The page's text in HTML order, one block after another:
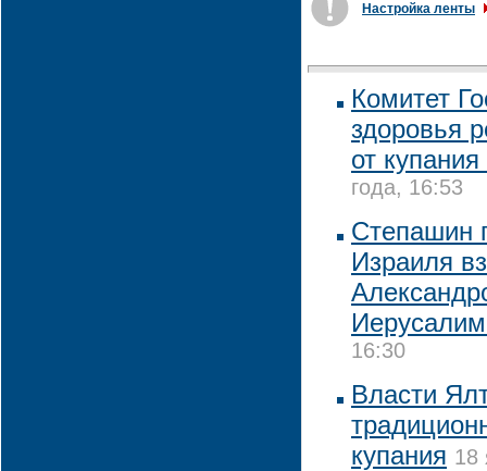
Настройка ленты
Комитет
здоровья
от
года, 16:53
Степашин
Израиля
16:30
Власти
купания 18